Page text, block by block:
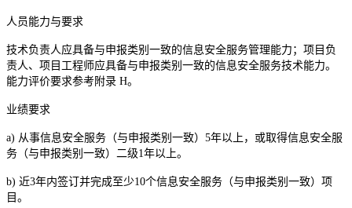
人员能力与要求
技术负责人应具备与申报类别一致的信息安全服务管理能力；项目负
责人、项目工程师应具备与申报类别一致的信息安全服务技术能力。
能力评价要求参考附录 H。
业绩要求
a) 从事信息安全服务（与申报类别一致）5年以上，或取得信息安全服
务（与申报类别一致）二级1年以上。
b) 近3年内签订并完成至少10个信息安全服务（与申报类别一致）项
目。